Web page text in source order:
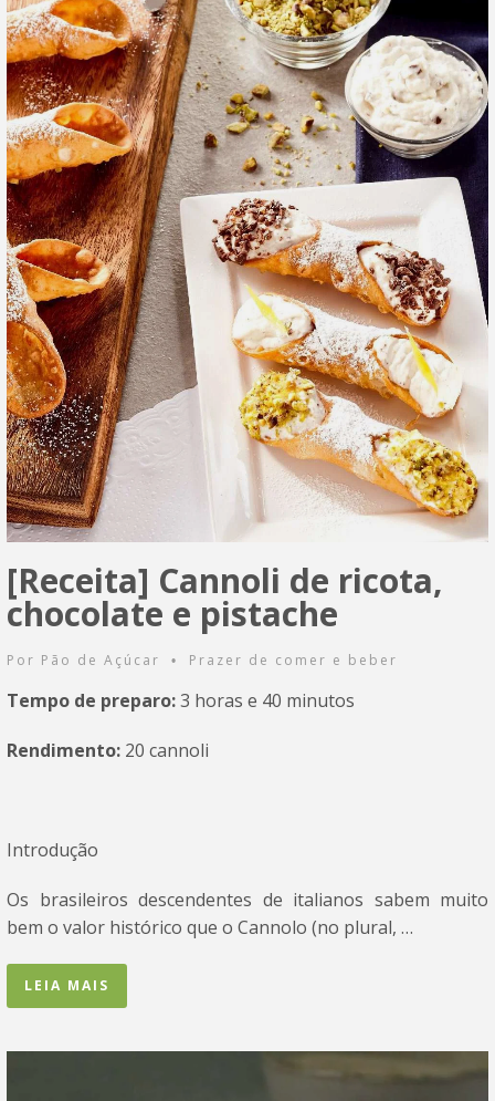
[Receita] Cannoli de ricota,
chocolate e pistache
Por Pão de Açúcar • Prazer de comer e beber
Tempo de preparo:3 horas e 40 minutos
Rendimento: 20 cannoli
Introdução
Os brasileiros descendentes de italianos sabem muito
bem o valor histórico que o Cannolo (no plural, …
LEIA MAIS